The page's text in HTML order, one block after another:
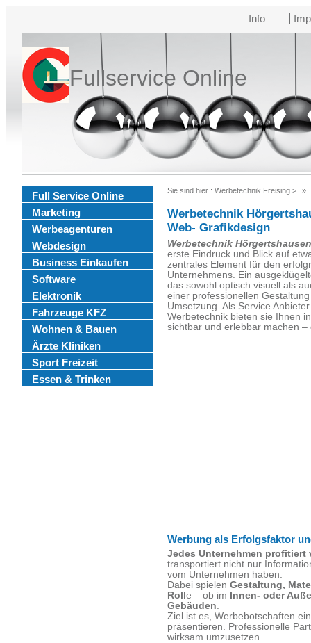
Info
Fullservice Online
Full Service Online
Marketing
Werbeagenturen
Webdesign
Business Einkaufen
Software
Elektronik
Fahrzeuge KFZ
Wohnen & Bauen
Ärzte Kliniken
Sport Freizeit
Essen & Trinken
Sie sind hier : Werbetechnik Freising >
Werbetechnik
Web- Grafikdesign
Werbetechnik
erste Eindruck und Blick auf
zentrales Element für den
Unternehmens. Ein
das sowohl optisch visuell als
einer professionellen
Umsetzung. Als Service
Werbetechnik bieten sie Ihnen
sichtbar und erlebbar machen
Werbung als Erfolgsfaktor
Jedes Unternehmen profitiert
transportiert nicht nur
vom Unternehmen haben.
Dabei spielen Gestaltung,
Roll e – ob im
Innen- oder
Gebäuden.
Ziel ist es, Werbebotschaften
präsentieren. Professionelle
wirksam umzusetzen.